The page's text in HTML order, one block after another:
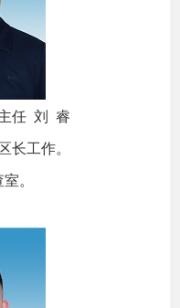
任 刘 睿
工作。
。